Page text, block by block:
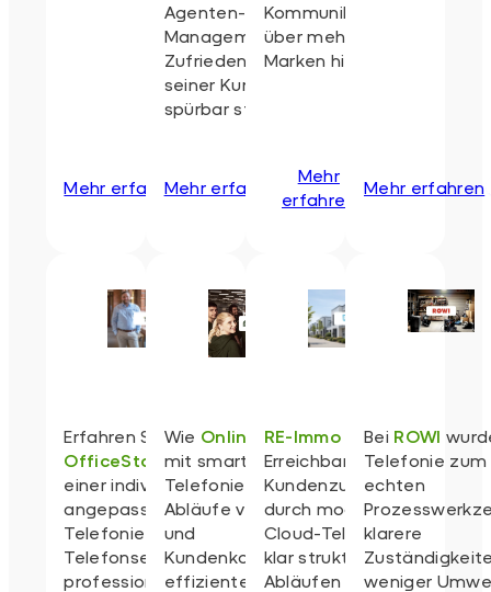
Mehr erfahren
Agenten-
Management die
Zufriedenheit
seiner Kunden
spürbar steigert.
Mehr erfahren
Kommunikation
über mehrere
Marken hinweg.
Mehr
erfahren
Mehr erfahren
Erfahren Sie, wie
OfficeStarsmit
einer individuell
angepassten Cloud-
Telefonie seine
Telefonservices
professionalisiert
Wie Onlineprinters
mit smarter Cloud-
Telefonie seine
Abläufe verschlankt
und
Kundenkommunikation
effizienter gemacht
RE-Immo steigert
Erreichbarkeit und
Kundenzufriedenheit
durch moderne
Cloud-Telefonie mit
klar strukturierten
Abläufen und
Bei ROWI
Telefonie zum
echten
klarere
weniger